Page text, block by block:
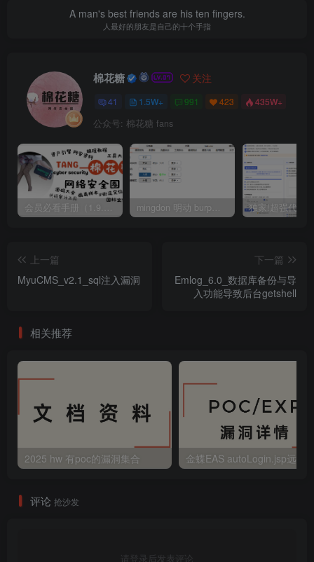
A man's best friends are his ten fingers.
人最好的朋友是自己的十个手指
棉花糖 关注
41 1.5W+ 991 423 435W+
公众号: 棉花糖 fans
会员必看手册（1.9.0版本 26.4.5更新） mingdon 明动 burp插件0.2.6版本 本地时间校验去除版
上一篇
MyuCMS_v2.1_sql注入漏洞
下一篇
Emlog_6.0_数据库备份与导
入功能导致后台getshell
相关推荐
2025 hw 有poc的漏洞集合
评论 抢沙发
请登录后发表评论